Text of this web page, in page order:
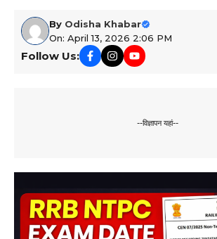
By Odisha Khabar
On: April 13, 2026 2:06 PM
Follow Us:
--विज्ञापन यहां--